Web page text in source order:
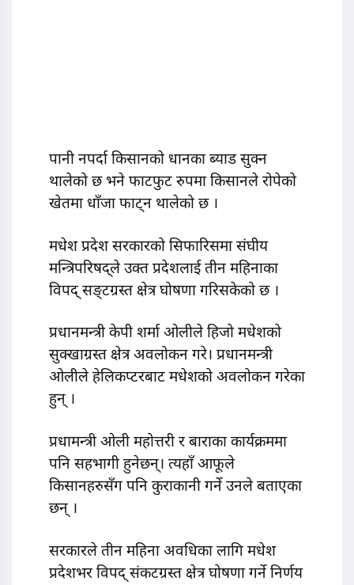
पानी नपर्दा किसानको धानका ब्याड सुक्न
थालेको छ भने फाटफुट रुपमा किसानले रोपेको
खेतमा धाँजा फाट्न थालेको छ ।
मधेश प्रदेश सरकारको सिफारिसमा संघीय
मन्त्रिपरिषद्ले उक्त प्रदेशलाई तीन महिनाका
विपद् सङ्टग्रस्त क्षेत्र घोषणा गरिसकेको छ ।
प्रधानमन्त्री केपी शर्मा ओलीले हिजो मधेशको
सुक्खाग्रस्त क्षेत्र अवलोकन गरे। प्रधानमन्त्री
ओलीले हेलिकप्टरबाट मधेशको अवलोकन गरेका
हुन् ।
प्रधामन्त्री ओली महोत्तरी र बाराका कार्यक्रममा
पनि सहभागी हुनेछन्। त्यहाँ आफूले
किसानहरुसँग पनि कुराकानी गर्ने उनले बताएका
छन् ।
सरकारले तीन महिना अवधिका लागि मधेश
प्रदेशभर विपद् संकटग्रस्त क्षेत्र घोषणा गर्ने निर्णय